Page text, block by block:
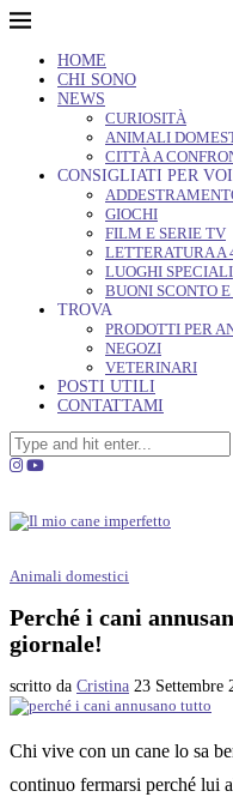
HOME
CHI SONO
NEWS
CURIOSITÀ
ANIMALI
CITTÀ A
CONSIGLIATI PER VOI
GIOCHI
FILM E SERIE TV
LETTERATURA A
LUOGHI SPECIALI
BUONI SCONTO
TROVA
PRODOTTI PER
NEGOZI
VETERINARI
POSTI UTILI
CONTATTAMI
Animali domestici
Perché i cani
giornale!
scritto da Cristina 23 Settembre
Chi vive con un cane lo sa
continuo fermarsi perché lui